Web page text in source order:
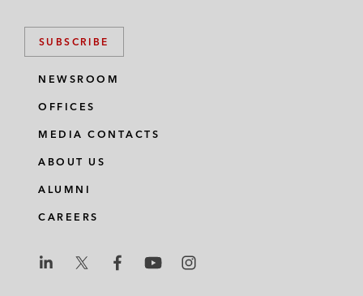
SUBSCRIBE
NEWSROOM
OFFICES
MEDIA CONTACTS
ABOUT US
ALUMNI
CAREERS